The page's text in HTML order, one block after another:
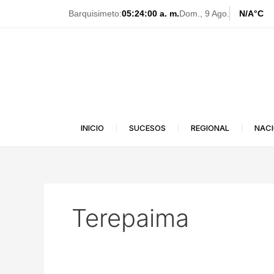
Barquisimeto:05:24:01 a. m.Dom., 9 Ago. N/A°C
INICIO SUCESOS REGIONAL
Terepaima